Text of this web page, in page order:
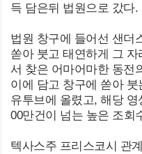
득 담은뒤 법원으로 갔다.
법원 창구에 들어선 샌더
쏟아 붓고 태연하게 그
서 찾은 어마어마한 동전
이에 담고 창구에 쏟아
유투브에 올렸고, 해당
00만건이 넘는 높은 조회
텍사스주 프리스코시 관